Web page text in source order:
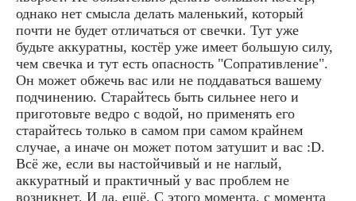
однако нет смысла делать маленький, который
почти не будет отличаться от свечки. Тут уже
будьте аккуратны, костёр уже имеет большую силу,
чем свечка и тут есть опасность "Сопративление".
Он может обжечь вас или не поддаваться вашему
подчинению. Старайтесь быть сильнее него и
приготовьте ведро с водой, но применять его
старайтесь только в самом при самом крайнем
случае, а иначе он может потом затушит и вас :D.
Всё же, если вы настойчивый и не наглый,
аккуратный и практичный у вас проблем не
возникнет. И да, ещё. С этого момента, с момента